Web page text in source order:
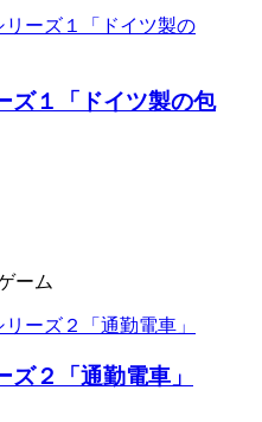
ズ１「ドイツ製の包
ーム
２「通勤電車」